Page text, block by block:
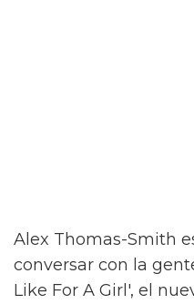
Alex Thomas-Smith
conversar con la
Like For A Girl', el